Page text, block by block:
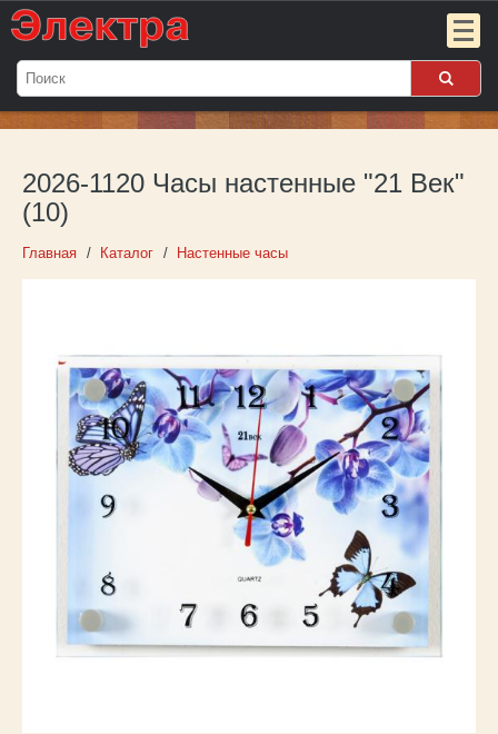
Мой
Пока
пуст
Войти
Новости
Партнёрам
Контакты
2026-1120 Часы настенные "21 Век"
(10)
Главная Каталог Настенные часы